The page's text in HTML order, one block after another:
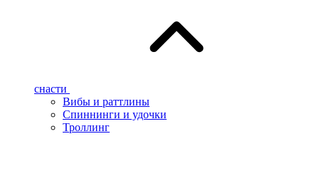
снасти
Вибы и раттлины
Спиннинги и удочки
Троллинг